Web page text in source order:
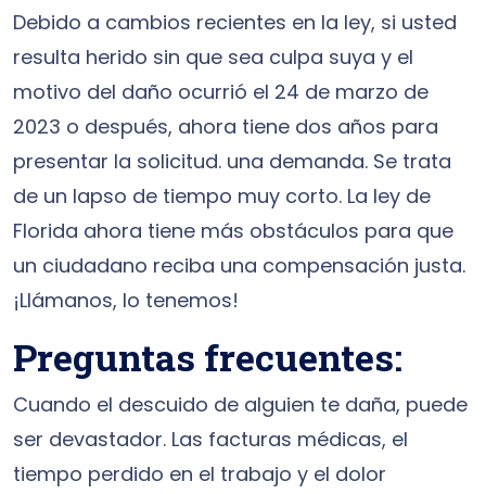
Debido a cambios recientes en la ley, si usted
resulta herido sin que sea culpa suya y el
motivo del daño ocurrió el 24 de marzo de
2023 o después, ahora tiene dos años para
presentar la solicitud. una demanda. Se trata
de un lapso de tiempo muy corto. La ley de
Florida ahora tiene más obstáculos para que
un ciudadano reciba una compensación justa.
¡Llámanos, lo tenemos!
Preguntas frecuentes:
Cuando el descuido de alguien te daña, puede
ser devastador. Las facturas médicas, el
tiempo perdido en el trabajo y el dolor